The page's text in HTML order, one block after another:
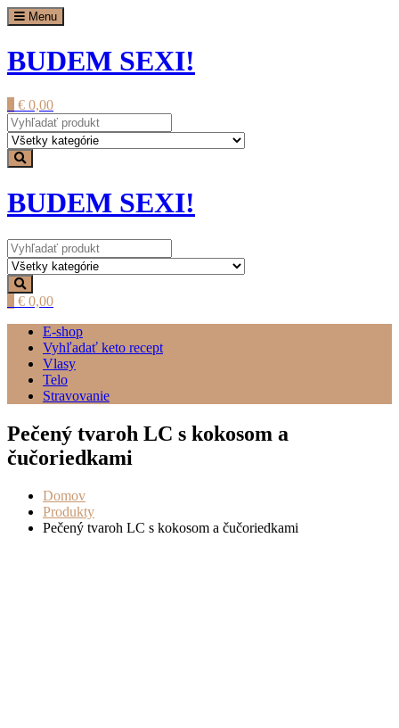
Prejsť
na
Menu
BUDEM SEXI!
€ 0,00
BUDEM SEXI!
€ 0,00
E-shop
Vyhľadať keto recept
Vlasy
Telo
Stravovanie
Pečený tvaroh LC s kokosom a
čučoriedkami
Domov
Produkty
Pečený tvaroh LC s kokosom a čučoriedkami